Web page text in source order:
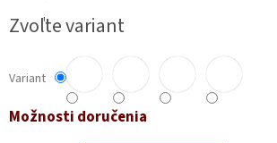
cena:
Zvoľte variant
Variant
Možnosti doručenia